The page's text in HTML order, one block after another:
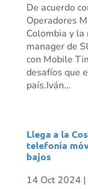
De acuerdo
Operadores
Colombia y
manager de
con Mobile
desafíos que
país.Iván...
Llega a la
telefonía
bajos
14 Oct 2024 |